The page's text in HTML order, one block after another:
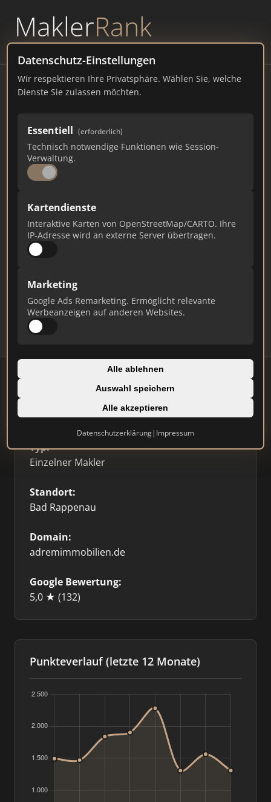
MaklerRank
powered byWAVEPOINT
Datenschutz-Einstellungen
Wir respektieren Ihre Privatsphäre. Wählen Sie, welche
Dienste Sie zulassen möchten.
Essentiell (erforderlich)
Technisch notwendige Funktionen wie Session-
Verwaltung.
Kartendienste
Interaktive Karten von OpenStreetMap/CARTO. Ihre
IP-Adresse wird an externe Server übertragen.
Marketing
Google Ads Remarketing. Ermöglicht relevante
Werbeanzeigen auf anderen Websites.
Alle ablehnen
Auswahl speichern
Alle akzeptieren
Datenschutzerklärung| Impressum
Adrem Immobilien - Michaela &
Asternweg 6, 74906 Bad Rappenau
adremimmobilien.de
1.307
Gesamtpunkte
Ist das Ihr Unternehmen?
Daten und erhalten Sie monatliche Ranking-
Updates.
Profil beanspruchen
⭐ Etabliert
Typ:
Einzelner Makler
Standort:
Bad Rappenau
Domain:
adremimmobilien.de
Google Bewertung:
5,0 ★ (132)
Punkteverlauf (letzte 12 Monate)